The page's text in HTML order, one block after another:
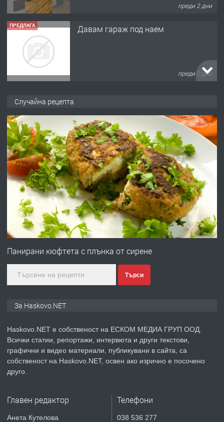
преди 2 дни
ПРЕДЛАГА Давам гараж под наем
преди 2 дни
градската градина!
преди 2 дни
ПРЕДЛАГА
ПРОСТОРЕН ТРИСТАЕН
АПАРТАМЕНТ В НОВА СГРАДА КВ.
КУБА
преди 3 дни
ПРЕДЛАГА
Продавам парцел в гр. Хасково кв.
асфалт 0889 537 426
преди 3 дни
ПРЕДЛАГА
№4119 Едностаен обзаведен
Случайна рецепта
Панирани кюфтета с плънка от сирене
Търси
За Haskovo.NET
Haskovo.NET е собственост на ЕСКОМ МЕДИА ГРУП ООД.
Всички статии, репортажи, интервюта и други текстови,
графични и видео материали, публикувани в сайта, са
собственост на Haskovo.NET, освен ако изрично е посочено
друго.
Главен редактор
Анета Кутелова
Телефони
038 536 277